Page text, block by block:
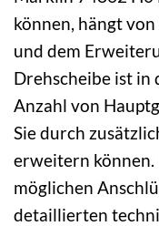
können, hängt
und dem
Drehscheibe ist in
Anzahl von
Sie durch
erweitern können.
möglichen
detaillierten